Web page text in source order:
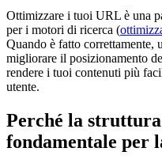
Ottimizzare i tuoi URL è una
per i motori di ricerca (
Quando è fatto correttamente,
migliorare il posizionamento
rendere i tuoi contenuti più
utente.
Perché la
fondamentale per